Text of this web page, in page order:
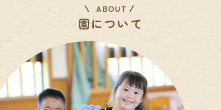
ABOUT
園について